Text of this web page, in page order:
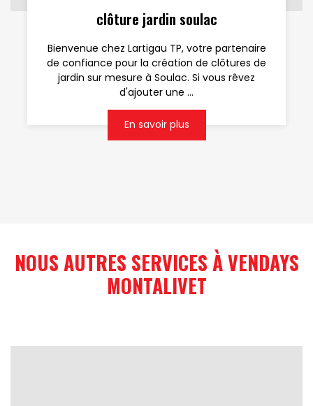
clôture jardin soulac
Bienvenue chez Lartigau TP, votre partenaire
de confiance pour la création de clôtures de
jardin sur mesure à Soulac. Si vous rêvez
d'ajouter une ...
En savoir plus
NOUS AUTRES SERVICES À VENDAYS
MONTALIVET